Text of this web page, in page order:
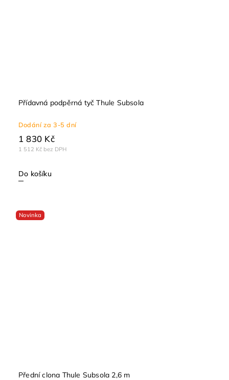
Přídavná podpěrná tyč Thule Subsola
Dodání za 3-5 dní
1 512 Kč bez DPH
1 830 Kč
Do košíku
Novinka
Přední clona Thule Subsola 2,6 m